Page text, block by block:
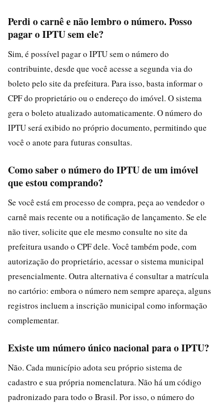
Perdi o carnê e não lembro o número. Posso
pagar o IPTU sem ele?
Sim, é possível pagar o IPTU sem o número do
contribuinte, desde que você acesse a segunda via do
boleto pelo site da prefeitura. Para isso, basta informar o
CPF do proprietário ou o endereço do imóvel. O sistema
gera o boleto atualizado automaticamente. O número do
IPTU será exibido no próprio documento, permitindo que
você o anote para futuras consultas.
Como saber o número do IPTU de um imóvel
que estou comprando?
Se você está em processo de compra, peça ao vendedor o
carnê mais recente ou a notificação de lançamento. Se ele
não tiver, solicite que ele mesmo consulte no site da
prefeitura usando o CPF dele. Você também pode, com
autorização do proprietário, acessar o sistema municipal
presencialmente. Outra alternativa é consultar a matrícula
no cartório: embora o número nem sempre apareça, alguns
registros incluem a inscrição municipal como informação
complementar.
Existe um número único nacional para o IPTU?
Não. Cada município adota seu próprio sistema de
cadastro e sua própria nomenclatura. Não há um código
padronizado para todo o Brasil. Por isso, o número do